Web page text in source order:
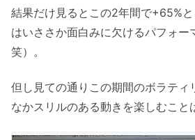
結果だけ見るとこの2年間で+65%
はいささか面白みに欠けるパフォー
笑）。
但し見ての通りこの期間のボラティ
なかスリルのある動きを楽しむこと